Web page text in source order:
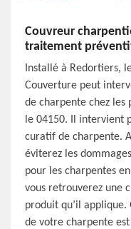
Couvreur
traitement
Installé à Redortiers,
Couverture peut
de charpente chez les
le 04150. Il intervient
curatif de charpente.
éviterez les
pour les charpentes
vous retrouverez une
produit qu’il applique.
de votre charpente est